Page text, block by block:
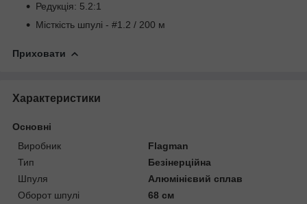
Редукція: 5.2:1
Місткість шпулі - #1.2 / 200 м
Приховати
Характеристики
Основні
Виробник
Flagman
Тип
Безінерційна
Шпуля
Алюмінієвий сплав
Оборот шпулі
68 см